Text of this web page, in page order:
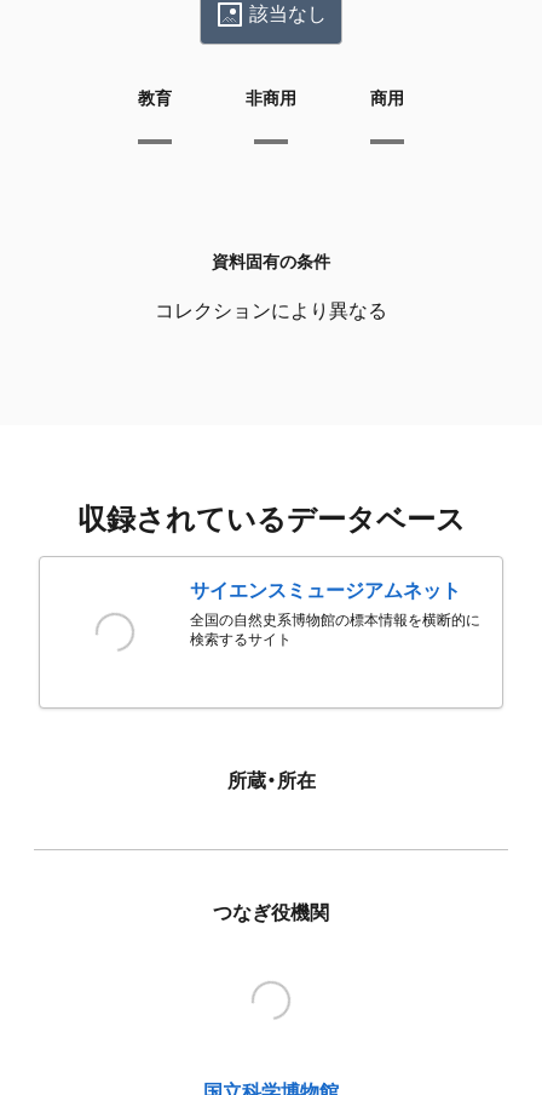
該当なし
教育 非商用 商用
資料固有の条件
コレクションにより異なる
収録されているデータベース
サイエンスミュージアムネット
全国の自然史系博物館の標本情報を横断的に
検索するサイト
所蔵・所在
つなぎ役機関